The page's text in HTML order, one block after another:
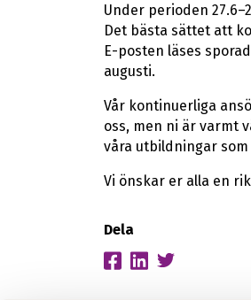
Under perioden
Det bästa sättet att
E-posten läses
augusti.
Vår kontinuerliga
oss, men ni är varmt
våra utbildningar
Vi önskar er alla en
Dela